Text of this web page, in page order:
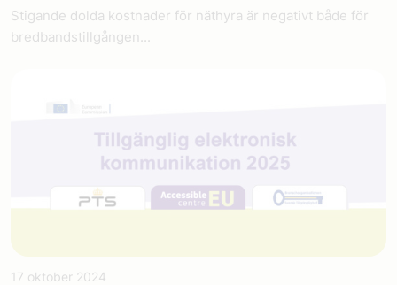
Stigande dolda kostnader för näthyra är negativt både för
bredbandstillgången...
17 oktober 2024